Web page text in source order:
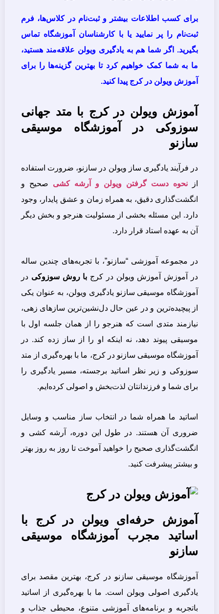
برای کسب اطلاعات بیشتر و ثبت‌نام در کلاس‌ها، فرم
ثبت‌نام را پر نمایید یا با کارشناسان آموزشگاه تماس
بگیرید. اگر شما هم به یادگیری ویولن علاقه‌مند هستید،
ما به شما کمک خواهیم کرد تا بهترین گزینه‌ها را برای
آموزش ویولن در کرج پیدا کنید.
آموزش ویولن در کرج با متد جهانی
سوزوکی در آموزشگاه موسیقی
سازنو
در فرآیند یادگیری ساز ویولن در سازنو، ضرورت استفاده
از نحوه دست گرفتن ویولن و آرشه کشی صحیح و
انگشت‌گذاری دقیق، به همراه زمان و عشق پایدار، وجود
دارد. این مسئله بخشی از مسئولیت هنرجو و بخش دیگر
آن به عهده استاد قرار دارد.
در مجموعه آموزشی “سازنو”، با تجربه‌های چندین ساله
در آموزش آموزش ویولن در کرج با روش سوزوکی در
آموزشگاه موسیقی سازنو یادگیری ویولن، به عنوان یکی
از پیچیده‌ترین و در عین حال دل‌نشین‌ترین سازهای زهی،
نیازمند متدی است که هنرجو را از همان جلسه اول با
موسیقی پیوند دهد، نه اینکه او را از ساز زده کند. در
آموزشگاه موسیقی سازنو در کرج، ما با بهره‌گیری از متد
سوزوکی و زیر نظر اساتید برجسته، مسیر یادگیری را
برای شما و فرزندانتان لذت‌بخش و اصولی کرده‌ایم.
اساتید ما همراه شما در انتخاب ساز مناسب و وسایل
ضروری آن هستند. در طول این دوره، آرشه کشی و
انگشت‌گذاری صحیح را خواهید آموخت تا روز به روز بهتر
و بیشتر پیشرفت کنید.
آموزش حرفه‌ای ویولن در کرج با
اساتید مجرب آموزشگاه موسیقی
سازنو
آموزشگاه موسیقی سازنو در کرج، بهترین مقصد برای
یادگیری اصولی ویولن است. ما با بهره‌گیری از اساتید
باتجربه و برنامه‌های آموزشی متنوع، محیطی جذاب و